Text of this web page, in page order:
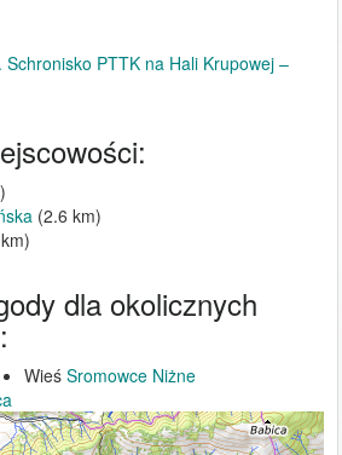
PTTK na Hali Krupowej –
(2.6 km)
dla okolicznych
Wieś Sromowce Niżne